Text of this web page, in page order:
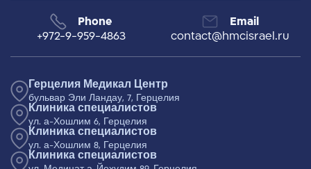
Phone
+972-9-959-4863
Email
contact@hmcisrael.ru
Герцелия Медикал Центр
бульвар Эли Ландау, 7, Герцелия
Клиника специалистов
ул. а-Хошлим 6, Герцелия
Клиника специалистов
ул. а-Хошлим 8, Герцелия
Клиника специалистов